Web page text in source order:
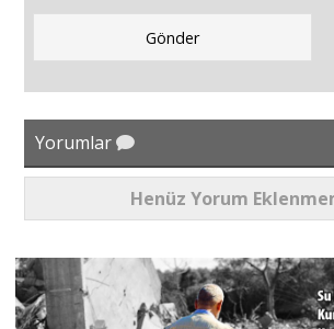
Yorumlar
Henüz Yorum